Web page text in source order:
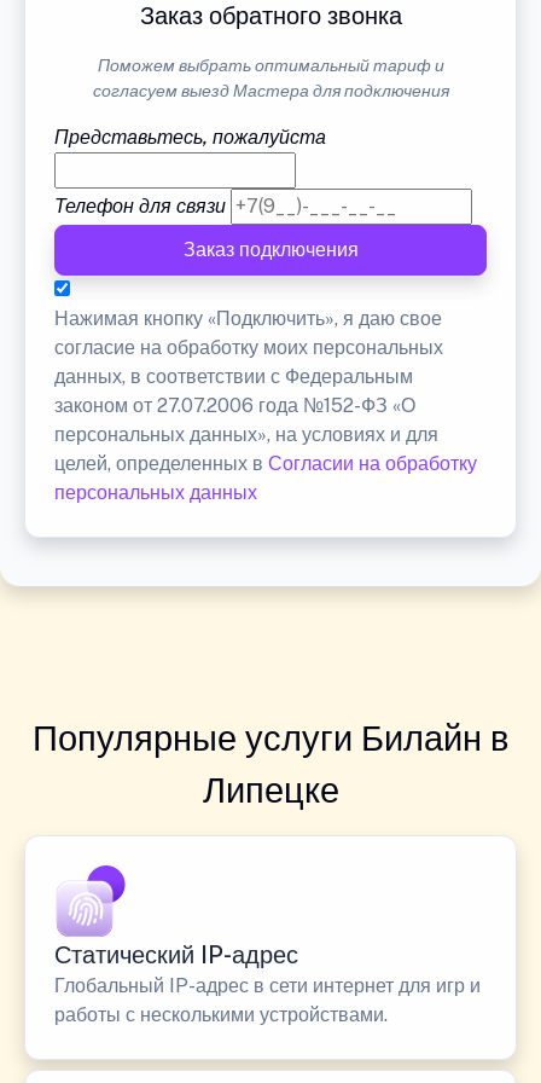
Заказ обратного звонка
Поможем выбрать оптимальный тариф и
согласуем выезд Мастера для подключения
Представьтесь, пожалуйста
Телефон для связи
Заказ подключения
Нажимая кнопку «Подключить», я даю свое
согласие на обработку моих персональных
данных, в соответствии с Федеральным
законом от 27.07.2006 года №152-ФЗ «О
персональных данных», на условиях и для
целей, определенных в Согласии на обработку
персональных данных
Популярные услуги Билайн в
Липецке
Статический IP-адрес
Глобальный IP-адрес в сети интернет для игр и
работы с несколькими устройствами.